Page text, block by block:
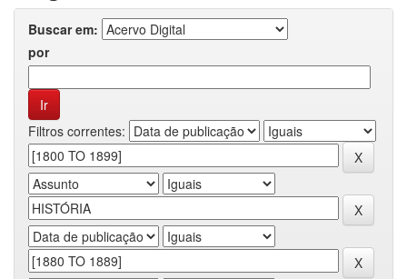
Buscar em:
por
Filtros correntes: